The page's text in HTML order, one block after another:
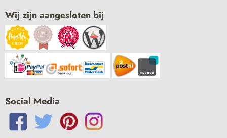
Wij zijn aangesloten bij
Social Media